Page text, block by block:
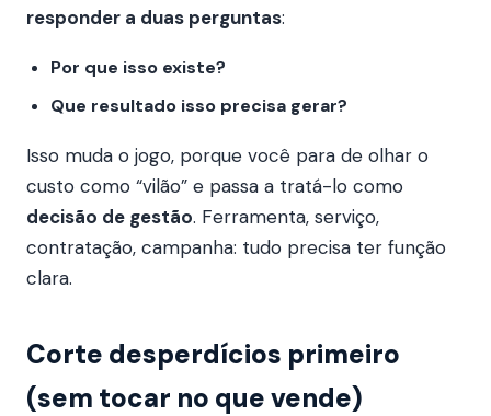
responder a duas perguntas:
Por que isso existe?
Que resultado isso precisa gerar?
Isso muda o jogo, porque você para de olhar o
custo como “vilão” e passa a tratá-lo como
decisão de gestão. Ferramenta, serviço,
contratação, campanha: tudo precisa ter função
clara.
Corte desperdícios primeiro
(sem tocar no que vende)